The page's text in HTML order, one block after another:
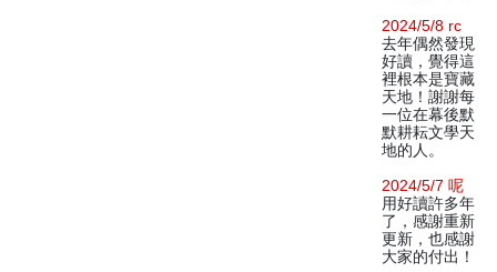
2024/5/8 rc
去年偶然發現
好讀，覺得這
裡根本是寶藏
天地！謝謝每
一位在幕後默
默耕耘文學天
地的人。
2024/5/7 呢
用好讀許多年
了，感謝重新
更新，也感謝
大家的付出！